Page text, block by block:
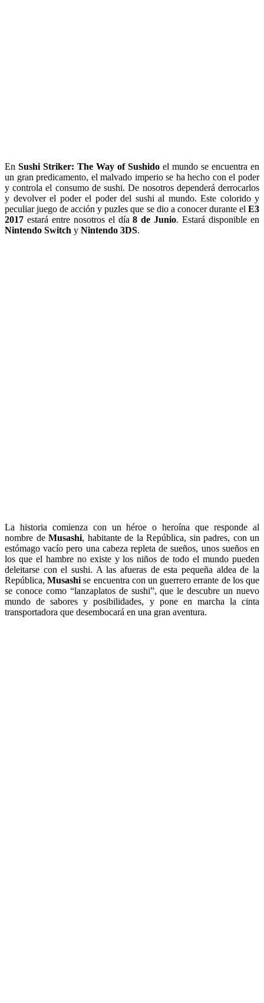
En Sushi Striker: The Way of Sushido el mundo se encuentra en
un gran predicamento, el malvado imperio se ha hecho con el poder
y controla el consumo de sushi. De nosotros dependerá derrocarlos
y devolver el poder el poder del sushi al mundo. Este colorido y
peculiar juego de acción y puzles que se dio a conocer durante el E3
2017 estará entre nosotros el día 8 de Junio. Estará disponible en
Nintendo Switch y Nintendo 3DS.
La historia comienza con un héroe o heroína que responde al
nombre de Musashi, habitante de la República, sin padres, con un
estómago vacío pero una cabeza repleta de sueños, unos sueños en
los que el hambre no existe y los niños de todo el mundo pueden
deleitarse con el sushi. A las afueras de esta pequeña aldea de la
República,Musashi se encuentra con un guerrero errante de los que
se conoce como “lanzaplatos de sushi”, que le descubre un nuevo
mundo de sabores y posibilidades, y pone en marcha la cinta
transportadora que desembocará en una gran aventura.